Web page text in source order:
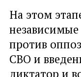
На этом
против
СВО и
диктатор и